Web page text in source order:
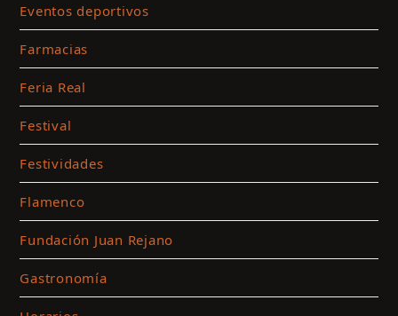
Eventos deportivos
Farmacias
Feria Real
Festival
Festividades
Flamenco
Fundación Juan Rejano
Gastronomía